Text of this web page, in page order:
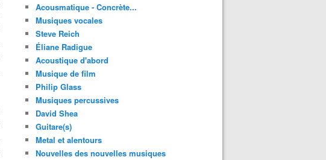
Acousmatique - Concrète...
Musiques vocales
Steve Reich
Éliane Radigue
Acoustique d'abord
Musique de film
Philip Glass
Musiques percussives
David Shea
Guitare(s)
Metal et alentours
Nouvelles des nouvelles musiques